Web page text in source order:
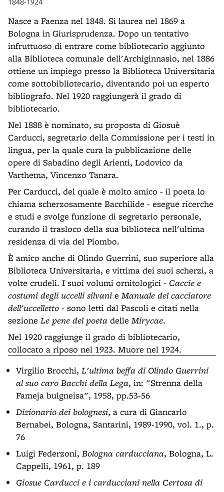
Nasce a Faenza nel 1848. Si laurea nel 1869 a
Bologna in Giurisprudenza. Dopo un tentativo
infruttuoso di entrare come bibliotecario aggiunto
alla Biblioteca comunale dell'Archiginnasio, nel 1886
ottiene un impiego presso la Biblioteca Universitaria
come sottobibliotecario, diventando poi un esperto
bibliografo. Nel 1920 raggiungerà il grado di
bibliotecario.
Nel 1888 è nominato, su proposta di Giosuè
Carducci, segretario della Commissione per i testi in
lingua, per la quale cura la pubblicazione delle
opere di Sabadino degli Arienti, Lodovico da
Varthema, Vincenzo Tanara.
Per Carducci, del quale è molto amico - il poeta lo
chiama scherzosamente Bacchilide - esegue ricerche
e studi e svolge funzione di segretario personale,
curando il trasloco della sua biblioteca nell'ultima
residenza di via del Piombo.
È amico anche di Olindo Guerrini, suo superiore alla
Biblioteca Universitaria, e vittima dei suoi scherzi, a
volte crudeli. I suoi volumi ornitologici - Caccie e
costumi degli uccelli silvani e Manuale del cacciatore
dell'uccelletto - sono letti dal Pascoli e citati nella
sezione Le pene del poeta delle Mirycae.
Nel 1920 raggiunge il grado di bibliotecario,
collocato a riposo nel 1923. Muore nel 1924.
Virgilio Brocchi, L'ultima beffa di Olindo Guerrini
al suo caro Bacchi della Lega, in: "Strenna della
Fameja bulgneisa", 1958, pp.53-56
Dizionario dei bolognesi, a cura di Giancarlo
Bernabei, Bologna, Santarini, 1989-1990, vol. 1., p.
76
Luigi Federzoni, Bologna carducciana, Bologna, L.
Cappelli, 1961, p. 189
Giosue Carducci e i carducciani nella Certosa di